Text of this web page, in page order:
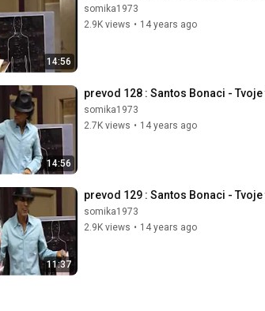
14:56
somika1973
2.9K views • 14 years ago
14:56
prevod 128 : Santos Bonaci -
somika1973
2.7K views • 14 years ago
11:37
prevod 129 : Santos Bonaci -
somika1973
2.9K views • 14 years ago